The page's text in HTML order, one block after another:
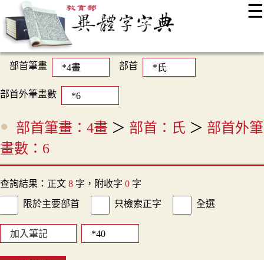
☰
最新消息
顯示模式
網站導覽
部首筆畫 部首
部首外筆畫數
部首筆畫：4畫 ＞ 部首：氏 ＞ 部首外筆
畫數：6
查詢結果：正文 8 字，附收字 0 字
限於主要部首
只檢索正字 全選
加入筆記